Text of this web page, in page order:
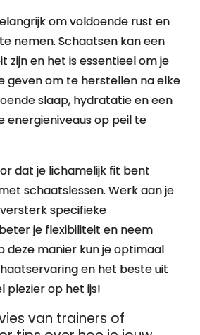
om voldoende rust en
nemen. Schaatsen kan een
zijn en het is essentieel om je
geven om te herstellen na elke
slaap, hydratatie en een
energieniveaus op peil te
dat je lichamelijk fit bent
schaatslessen. Werk aan je
specifieke
je flexibiliteit en neem
deze manier kun je optimaal
en het beste uit
plezier op het ijs!
van trainers of